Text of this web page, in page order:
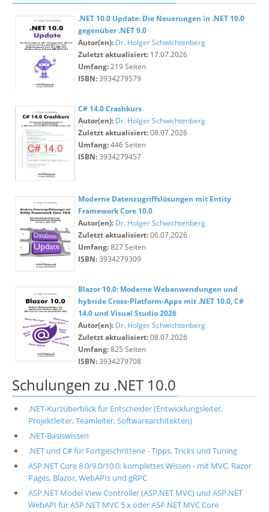
.NET 10.0 Update: Die Neuerungen in .NET 10.0
gegenüber .NET 9.0
Autor(en): Dr. Holger Schwichtenberg
Zuletzt aktualisiert: 17.07.2026
Umfang:219 Seiten
ISBN:3934279579
C# 14.0 Crashkurs
Autor(en): Dr. Holger Schwichtenberg
Zuletzt aktualisiert:08.07.2026
Umfang:446 Seiten
ISBN:3934279457
Moderne Datenzugriffslösungen mit Entity
Framework Core 10.0
Autor(en): Dr. Holger Schwichtenberg
Zuletzt aktualisiert:06.07.2026
Umfang:827 Seiten
ISBN:3934279309
Blazor 10.0: Moderne Webanwendungen und
hybride Cross-Platform-Apps mit .NET 10.0, C#
14.0 und Visual Studio 2026
Autor(en): Dr. Holger Schwichtenberg
Zuletzt aktualisiert:08.07.2026
Umfang:825 Seiten
ISBN:3934279708
Schulungen zu .NET 10.0
.NET-Kurzüberblick für Entscheider (Entwicklungsleiter,
Projektleiter, Teamleiter, Softwarearchitekten)
.NET-Basiswissen
.NET und C# für Fortgeschrittene - Tipps, Tricks und Tuning
ASP.NET Core 8.0/9.0/10.0: komplettes Wissen - mit MVC, Razor
Pages, Blazor, WebAPIs und gRPC
ASP.NET Model View Controller (ASP.NET MVC) und ASP.NET
WebAPI für ASP.NET MVC 5.x oder ASP.NET MVC Core